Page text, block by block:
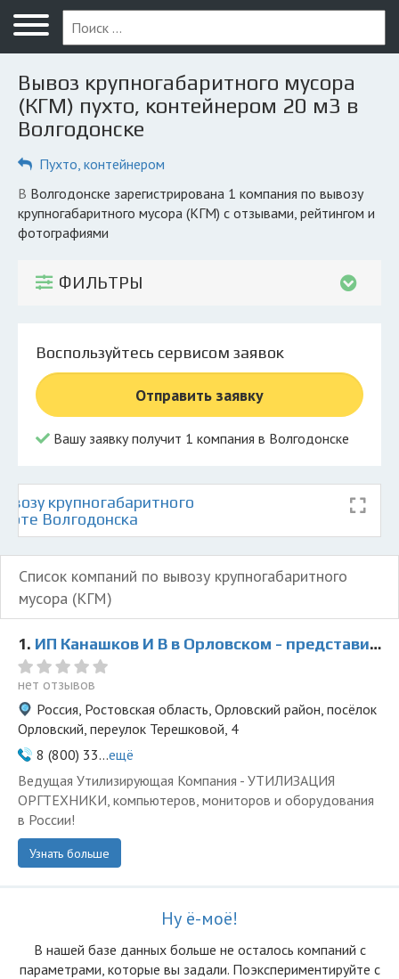
Меню
Главная
Вопрос юристу
Волгодонск
ПОЛЬЗОВАТЕЛЯМ
Компании
Экоблог
Личный кабинет
Вывоз крупногабаритного мусора
(КГМ) пухто, контейнером 20 м3 в
Волгодонске
Пухто, контейнером
в Волгодонске зарегистрирована 1 компания по вывозу
крупногабаритного мусора (КГМ) с отзывами, рейтингом и
фотографиями
ФИЛЬТРЫ
Воспользуйтесь сервисом заявок
Отправить заявку
Вашу заявку получит 1 компания в Волгодонске
крупногабаритного
Волгодонска
Список компаний по вывозу крупногабаритного
мусора (КГМ)
1. ИП Канашков И В в Орловском - представитель ООО Ведущая Утилизирующая Компания
нет отзывов
Россия, Ростовская область, Орловский район, посёлок
Орловский, переулок Терешковой, 4
8 (800) 33...ещё
Ведущая Утилизирующая Компания - УТИЛИЗАЦИЯ
ОРГТЕХНИКИ, компьютеров, мониторов и оборудования
в России!
Узнать больше
Ну ё-моё!
В нашей базе данных больше не осталоcь компаний с
параметрами, которые вы задали. Поэкспериментируйте с